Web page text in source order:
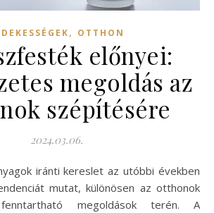
, OTTHON
előnyei:
megoldás az
szépítésére
2024.03.06.
mutat, különösen az otthonok
megoldások terén. A